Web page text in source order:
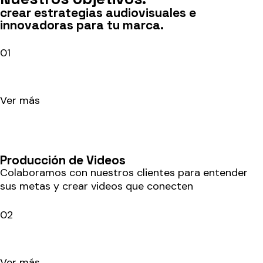
crear estrategias audiovisuales e
innovadoras para tu marca.
01
Ver más
Producción de Videos
Colaboramos con nuestros clientes para entender
sus metas y crear videos que conecten
02